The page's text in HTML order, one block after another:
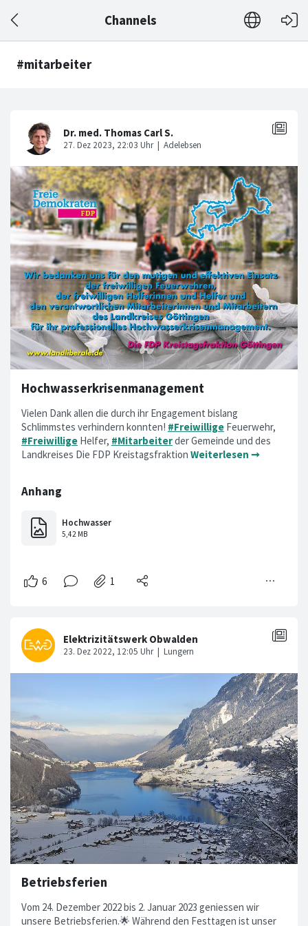
Channels
#mitarbeiter
Hochwasserkrisenmanagement
Vielen Dank allen die durch ihr Engagement bislang
Schlimmstes verhindern konnten! #Freiwillige Feuerwehr,
#Freiwillige Helfer, #Mitarbeiterder Gemeinde und des
Landkreises Die FDP Kreistagsfraktion Weiterlesen ➞
Betriebsferien
Vom 24. Dezember 2022 bis 2. Januar 2023 geniessen wir
unsere Betriebsferien.🌟 Während den Festtagen ist unser